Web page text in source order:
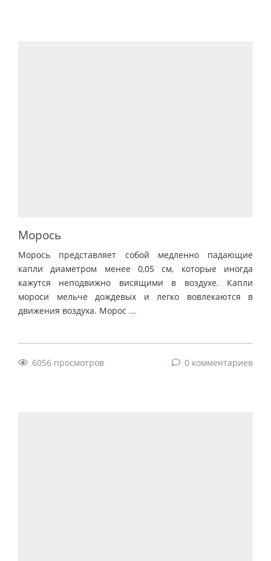
Морось
Морось представляет собой медленно падающие
капли диаметром менее 0,05 см, которые иногда
кажутся неподвижно висящими в воздухе. Капли
мороси мельче дождевых и легко вовлекаются в
движения воздуха. Морос ...
6056 просмотров 0 комментариев